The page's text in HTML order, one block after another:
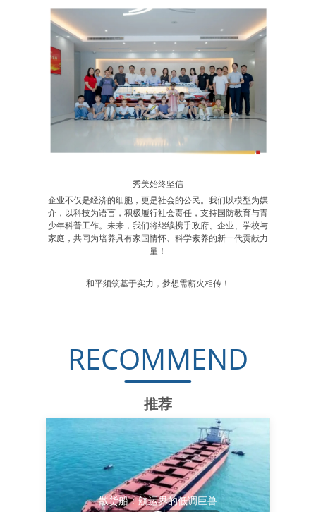
秀美始终坚信
企业不仅是经济的细胞，更是社会的公民。我们以模型为媒
介，以科技为语言，积极履行社会责任，支持国防教育与青
少年科普工作。未来，我们将继续携手政府、企业、学校与
家庭，共同为培养具有家国情怀、科学素养的新一代贡献力
量！
和平须筑基于实力，梦想需薪火相传！
RECOMMEND
推荐
散货船：航运界的低调巨兽